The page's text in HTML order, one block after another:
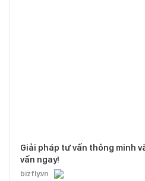
Giải pháp tư vấn thông minh
vấn ngay!
bizfly.vn